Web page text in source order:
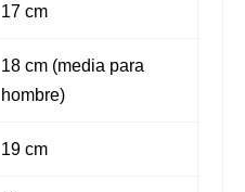
17 cm
18 cm (media para
hombre)
19 cm